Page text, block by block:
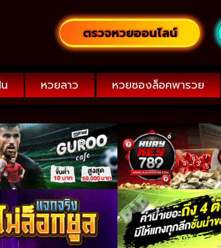
ตรวจหวยออนไลน์
หวยลาว หวยซองล็อคพารวย